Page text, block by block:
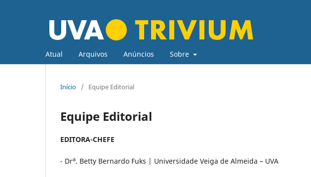
Atual Arquivos Anúncios Sobre
Início / Equipe Editorial
Equipe Editorial
EDITORA-CHEFE
- Dra. Betty Bernardo Fuks | Universidade Veiga de Almeida – UVA